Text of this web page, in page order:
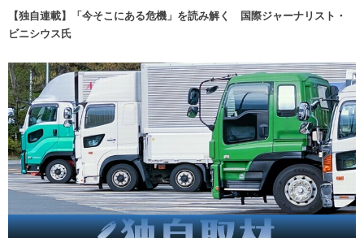
【独自連載】「今そこにある危機」を読み解く 国際ジャーナリスト・
ビニシウス氏